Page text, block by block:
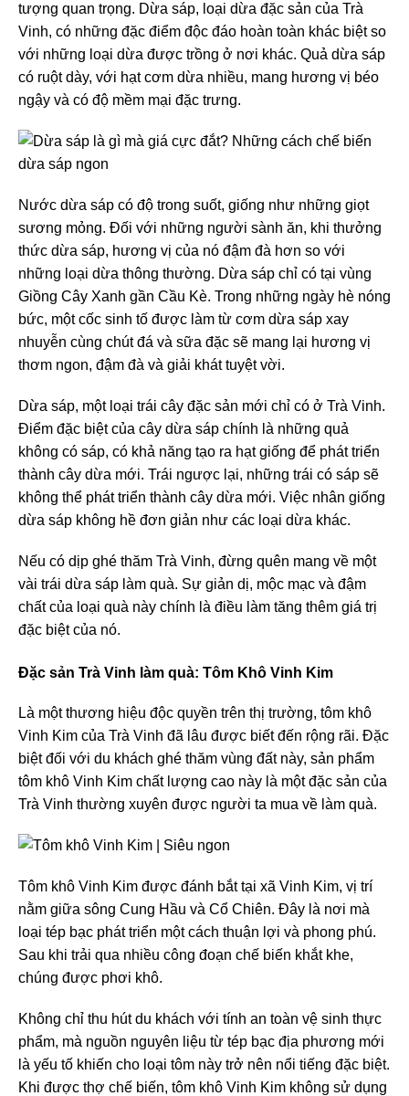
tượng quan trọng. Dừa sáp, loại dừa đặc sản của Trà
Vinh, có những đặc điểm độc đáo hoàn toàn khác biệt so
với những loại dừa được trồng ở nơi khác. Quả dừa sáp
có ruột dày, với hạt cơm dừa nhiều, mang hương vị béo
ngậy và có độ mềm mại đặc trưng.
Nước dừa sáp có độ trong suốt, giống như những giọt
sương mỏng. Đối với những người sành ăn, khi thưởng
thức dừa sáp, hương vị của nó đậm đà hơn so với
những loại dừa thông thường. Dừa sáp chỉ có tại vùng
Giồng Cây Xanh gần Cầu Kè. Trong những ngày hè nóng
bức, một cốc sinh tố được làm từ cơm dừa sáp xay
nhuyễn cùng chút đá và sữa đặc sẽ mang lại hương vị
thơm ngon, đậm đà và giải khát tuyệt vời.
Dừa sáp, một loại trái cây đặc sản mới chỉ có ở Trà Vinh.
Điểm đặc biệt của cây dừa sáp chính là những quả
không có sáp, có khả năng tạo ra hạt giống để phát triển
thành cây dừa mới. Trái ngược lại, những trái có sáp sẽ
không thể phát triển thành cây dừa mới. Việc nhân giống
dừa sáp không hề đơn giản như các loại dừa khác.
Nếu có dịp ghé thăm Trà Vinh, đừng quên mang về một
vài trái dừa sáp làm quà. Sự giản dị, mộc mạc và đậm
chất của loại quà này chính là điều làm tăng thêm giá trị
đặc biệt của nó.
Đặc sản Trà Vinh làm quà: Tôm Khô Vinh Kim
Là một thương hiệu độc quyền trên thị trường, tôm khô
Vinh Kim của Trà Vinh đã lâu được biết đến rộng rãi. Đặc
biệt đối với du khách ghé thăm vùng đất này, sản phẩm
tôm khô Vinh Kim chất lượng cao này là một đặc sản của
Trà Vinh thường xuyên được người ta mua về làm quà.
Tôm khô Vinh Kim được đánh bắt tại xã Vinh Kim, vị trí
nằm giữa sông Cung Hầu và Cổ Chiên. Đây là nơi mà
loại tép bạc phát triển một cách thuận lợi và phong phú.
Sau khi trải qua nhiều công đoạn chế biến khắt khe,
chúng được phơi khô.
Không chỉ thu hút du khách với tính an toàn vệ sinh thực
phẩm, mà nguồn nguyên liệu từ tép bạc địa phương mới
là yếu tố khiến cho loại tôm này trở nên nổi tiếng đặc biệt.
Khi được thợ chế biến, tôm khô Vinh Kim không sử dụng